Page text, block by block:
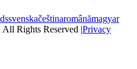
svenskačeštinaromânămagyar
Rights Reserved |Privacy